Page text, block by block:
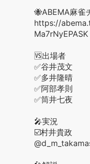
🐝ABEMA麻雀
https://
Ma7rNyEPASK
🆚出場者
✅谷井茂文
✅多井隆晴
✅阿部孝則
✅筒井七夜
🎤実況
☑️村井貴政